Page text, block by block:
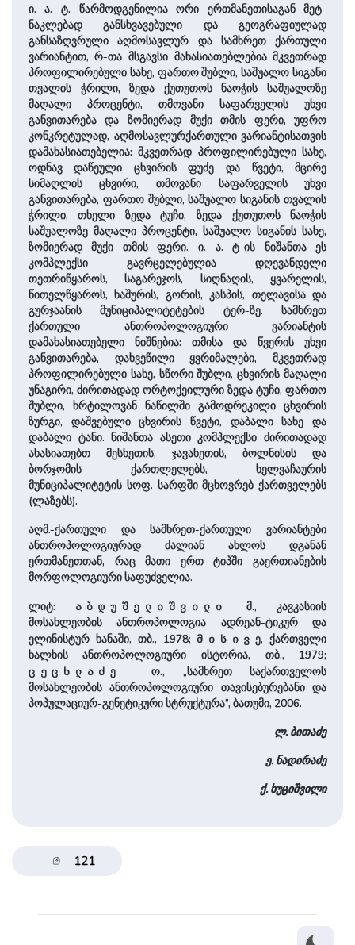
ი. ა. ტ. წარმოდგენილია ორი ერთმანეთისაგან მეტ-
ნაკლებად განსხვავებული და გეოგრაფიულად
განსაზღვრული აღმოსავლურ და სამხრეთ ქართული
ვარიანტით, რ-თა მსგავსი მახასიათებლებია მკვეთრად
პროფილირებული სახე, ფართო შუბლი, საშუალო სიგანი
თვალის ჭრილი, ზედა ქუთუთოს ნაოჭის საშუალოზე
მაღალი პროცენტი, თმოვანი საფარველის უხვი
განვითარება და ზომიერად მუქი თმის ფერი, უფრო
კონკრეტულად, აღმოსავლურქართული ვარიანტისათვის
დამახასიათებელია: მკვეთრად პროფილირებული სახე,
ოდნავ დაწეული ცხვირის ფუძე და წვეტი, მცირე
სიმაღლის ცხვირი, თმოვანი საფარველის უხვი
განვითარება, ფართო შუბლი, საშუალო სიგანის თვალის
ჭრილი, თხელი ზედა ტუჩი, ზედა ქუთუთოს ნაოჭის
საშუალოზე მაღალი პროცენტი, საშუალო სიგანის სახე,
ზომიერად მუქი თმის ფერი. ი. ა. ტ-ის ნიშანთა ეს
კომპლექსი გავრცელებულია დღევანდელი
თეთრიწყაროს, საგარეჯოს, სიღნაღის, ყვარელის,
წითელწყაროს, ხაშურის, გორის, კასპის, თელავისა და
გურჯაანის მუნიციპალიტეტების ტერ-ზე. სამხრეთ
ქართული ანთროპოლოგიური ვარიანტის
დამახასიათებელი ნიშნებია: თმისა და წვერის უხვი
განვითარება, დახვეწილი ყვრიმალები, მკვეთრად
პროფილირებული სახე, სწორი შუბლი, ცხვირის მაღალი
უნაგირი, ძირითადად ორტოქეილური ზედა ტუჩი, ფართო
შუბლი, ხრტილოვან ნაწილში გამოდრეკილი ცხვირის
ზურგი, დაშვებული ცხვირის წვეტი, დაბალი სახე და
დაბალი ტანი. ნიშანთა ასეთი კომპლექსი ძირითადად
ახასიათებთ მესხეთის, ჯავახეთის, ბოლნისის და
ბორჯომის ქართლელებს, ხელვაჩაურის
მუნიციპალიტეტის სოფ. სარფში მცხოვრებ ქართველებს
(ლაზებს).
აღმ.-ქართული და სამხრეთ-ქართული ვარიანტები
ანთროპოლოგიურად ძალიან ახლოს დგანან
ერთმანეთთან, რაც მათი ერთ ტიპში გაერთიანების
მორფოლოგიური საფუძველია.
ლიტ:
აბდუშელიშვილი
მ., კავკასიის
მოსახლეობის ანთროპოლოგია ადრეან-ტიკურ და
ელინისტურ ხანაში, თბ., 1978; მისივ ე, ქართველი
ხალხის ანთროპოლოგიური ისტორია, თბ., 1979;
ცეცხლაძ ე ო., „სამხრეთ საქართველოს
მოსახლეობის ანთროპოლოგიური თავისებურებანი და
პოპულაციურ-გენეტიკური სტრუქტურა”, ბათუმი, 2006.
ლ. ბითაძე
ე. ნადირაძე
ქ. ხუციშვილი
121